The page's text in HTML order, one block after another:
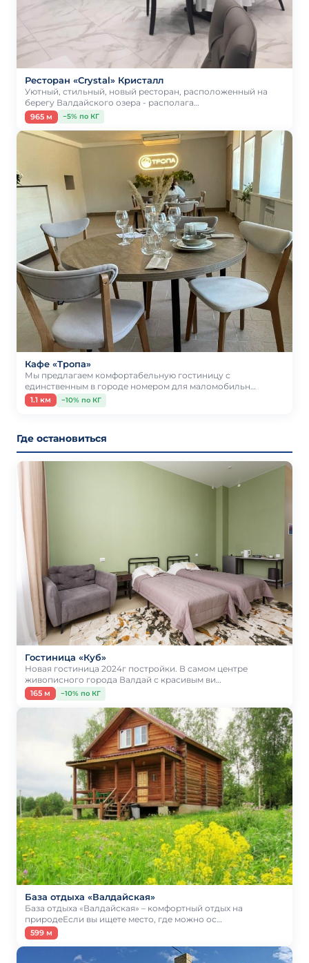
Ресторан «Crystal» Кристалл
Уютный, стильный, новый ресторан, расположенный на
берегу Валдайского озера - располага…
965 м −5% по КГ
Кафе «Тропа»
Мы предлагаем комфортабельную гостиницу с
единственным в городе номером для маломобильн…
1.1 км −10% по КГ
Где остановиться
Гостиница «Куб»
Новая гостиница 2024г постройки. В самом центре
живописного города Валдай с красивым ви…
165 м −10% по КГ
База отдыха «Валдайская»
База отдыха «Валдайская» – комфортный отдых на
природеЕсли вы ищете место, где можно ос…
599 м